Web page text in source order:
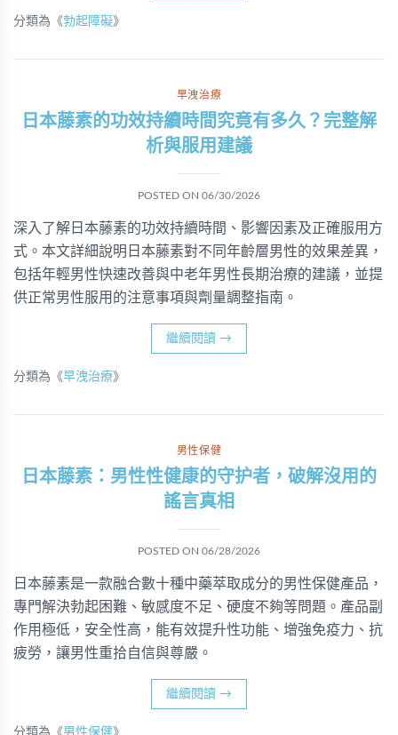
分類為《勃起障礙》
早洩治療
日本藤素的功效持續時間究竟有多久？完整解
析與服用建議
POSTED ON 06/30/2026
深入了解日本藤素的功效持續時間、影響因素及正確服用方
式。本文詳細說明日本藤素對不同年齡層男性的效果差異，
包括年輕男性快速改善與中老年男性長期治療的建議，並提
供正常男性服用的注意事項與劑量調整指南。
繼續閱讀 →
分類為《早洩治療》
男性保健
日本藤素：男性性健康的守护者，破解沒用的
謠言真相
POSTED ON 06/28/2026
日本藤素是一款融合數十種中藥萃取成分的男性保健產品，
專門解決勃起困難、敏感度不足、硬度不夠等問題。產品副
作用極低，安全性高，能有效提升性功能、增強免疫力、抗
疲勞，讓男性重拾自信與尊嚴。
繼續閱讀 →
分類為《男性保健》